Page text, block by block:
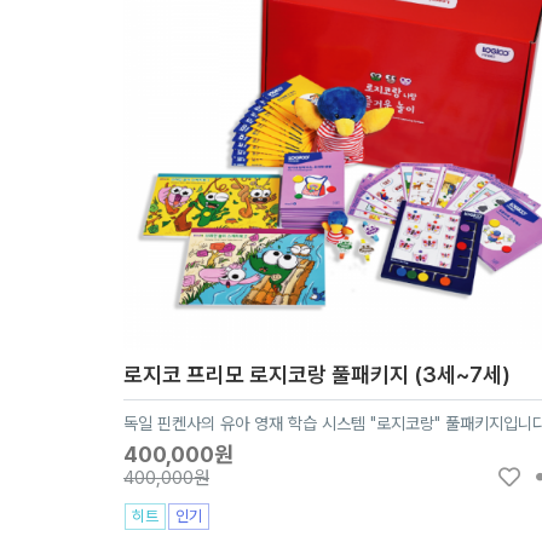
로지코 프리모 로지코랑 풀패키지 (3세~7세)
독일 핀켄사의 유아 영재 학습 시스템 "로지코랑" 풀패키지입니
400,000원
400,000원
히트 인기